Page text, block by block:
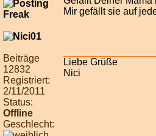
Beiträge
12832
Registriert:
2/11/2011
Status:
Offline
Geschlecht:
Mir gefällt sie auf
Liebe Grüße
Nici